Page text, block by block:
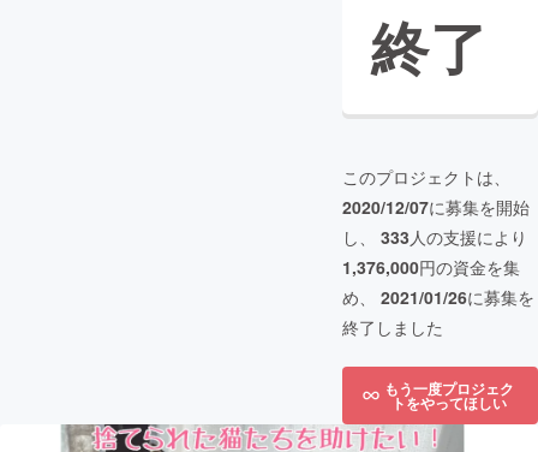
終了
このプロジェクトは、
2020/12/07に募集を開始
し、 333人の支援により
1,376,000円の資金を集
め、 2021/01/26に募集を
終了しました
もう一度プロジェク
トをやってほしい